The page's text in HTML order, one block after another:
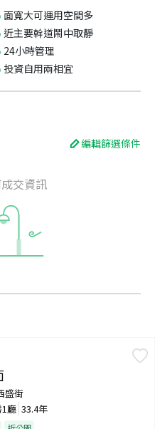
面寬大可運用空間多
近主要幹道鬧中取靜
24小時管理
投資自用兩相宜
編輯篩選條件
交資訊
盛街
廳 33.4年